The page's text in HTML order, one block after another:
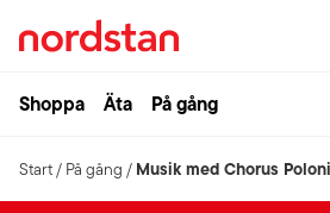
Shoppa Äta På gång
Start/ På gång / Musik med Chorus